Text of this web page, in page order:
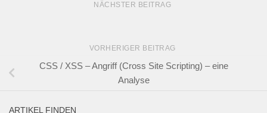
NÄCHSTER BEITRAG
VORHERIGER BEITRAG
CSS / XSS – Angriff (Cross Site Scripting) – eine
Analyse
ARTIKEL FINDEN